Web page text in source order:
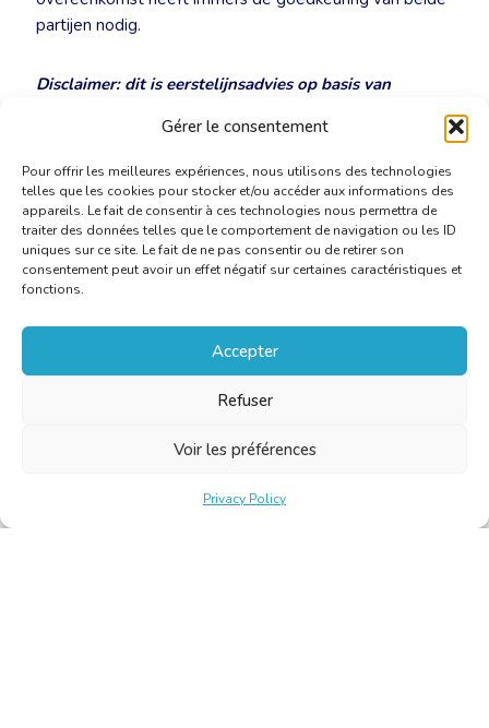
Gérer le consentement
Pour offrir les meilleures expériences, nous utilisons des technologies
telles que les cookies pour stocker et/ou accéder aux informations des
appareils. Le fait de consentir à ces technologies nous permettra de
traiter des données telles que le comportement de navigation ou les ID
uniques sur ce site. Le fait de ne pas consentir ou de retirer son
consentement peut avoir un effet négatif sur certaines caractéristiques et
fonctions.
Accepter
Refuser
Voir les préférences
Privacy Policy
partijen nodig.
Disclaimer: dit is eerstelijnsadvies op basis van
advies in het kader van een procedure.